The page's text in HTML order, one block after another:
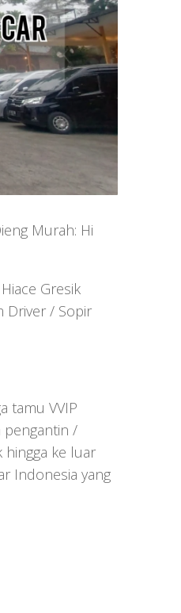
Murah: Hi
Gresik
Driver / Sopir
tamu VVIP
pengantin /
hingga ke luar
Indonesia yang